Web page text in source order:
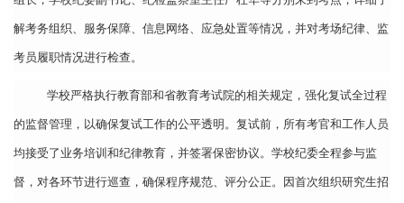
解考务组织、服务保障、信息网络、应急处置等情况，并对考场纪律、监
考员履职情况进行检查。
学校严格执行教育部和省教育考试院的相关规定，强化复试全过程
的监督管理，以确保复试工作的公平透明。复试前，所有考官和工作人员
均接受了业务培训和纪律教育，并签署保密协议。学校纪委全程参与监
督，对各环节进行巡查，确保程序规范、评分公正。因首次组织研究生招